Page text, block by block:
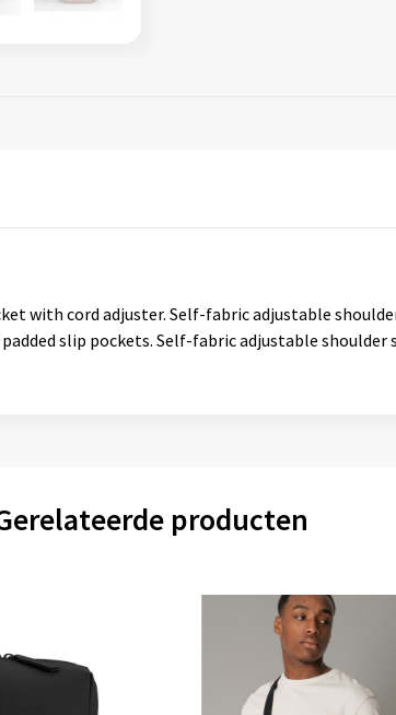
with cord adjuster. Self-fabric adjustable
slip pockets. Self-fabric adjustable shoulder
producten